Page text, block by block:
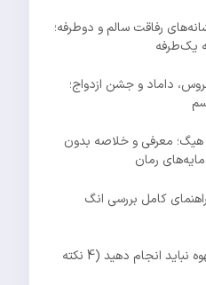
رفاقت سالم و دوطرفه؛
یک‌طرفه
داماد و جشن ازدواج؛
معرفی و خلاصه بدون
رمان
کامل بررسی انگ
اشتباهاتی که هنگام خرید قهوه نباید انجام دهید (4 نکته